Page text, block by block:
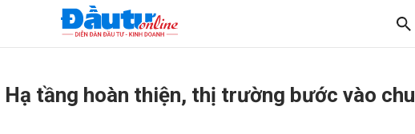
Hạ tầng hoàn thiện, thị trường bước vào chu